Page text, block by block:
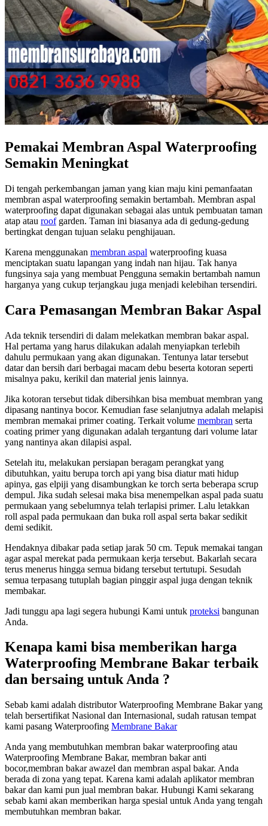
Pemakai Membran Aspal Waterproofing
Semakin Meningkat
Di tengah perkembangan jaman yang kian maju kini pemanfaatan
membran aspal waterproofing semakin bertambah. Membran aspal
waterproofing dapat digunakan sebagai alas untuk pembuatan taman
atap atau roofgarden. Taman ini biasanya ada di gedung-gedung
bertingkat dengan tujuan selaku penghijauan.
Karena menggunakan membran aspal waterproofing kuasa
menciptakan suatu lapangan yang indah nan hijau. Tak hanya
fungsinya saja yang membuat Pengguna semakin bertambah namun
harganya yang cukup terjangkau juga menjadi kelebihan tersendiri.
Cara Pemasangan Membran Bakar Aspal
Ada teknik tersendiri di dalam melekatkan membran bakar aspal.
Hal pertama yang harus dilakukan adalah menyiapkan terlebih
dahulu permukaan yang akan digunakan. Tentunya latar tersebut
datar dan bersih dari berbagai macam debu beserta kotoran seperti
misalnya paku, kerikil dan material jenis lainnya.
Jika kotoran tersebut tidak dibersihkan bisa membuat membran yang
dipasang nantinya bocor. Kemudian fase selanjutnya adalah melapisi
membran memakai primer coating. Terkait volume membran serta
coating primer yang digunakan adalah tergantung dari volume latar
yang nantinya akan dilapisi aspal.
Setelah itu, melakukan persiapan beragam perangkat yang
dibutuhkan, yaitu berupa torch api yang bisa diatur mati hidup
apinya, gas elpiji yang disambungkan ke torch serta beberapa scrup
dempul. Jika sudah selesai maka bisa menempelkan aspal pada suatu
permukaan yang sebelumnya telah terlapisi primer. Lalu letakkan
roll aspal pada permukaan dan buka roll aspal serta bakar sedikit
demi sedikit.
Hendaknya dibakar pada setiap jarak 50 cm. Tepuk memakai tangan
agar aspal merekat pada permukaan kerja tersebut. Bakarlah secara
terus menerus hingga semua bidang tersebut tertutupi. Sesudah
semua terpasang tutuplah bagian pinggir aspal juga dengan teknik
membakar.
Jadi tunggu apa lagi segera hubungi Kami untuk proteksi bangunan
Anda.
Kenapa kami bisa memberikan harga
Waterproofing Membrane Bakar terbaik
dan bersaing untuk Anda ?
Sebab kami adalah distributor Waterproofing Membrane Bakar yang
telah bersertifikat Nasional dan Internasional, sudah ratusan tempat
kami pasang Waterproofing Membrane Bakar
Anda yang membutuhkan membran bakar waterproofing atau
Waterproofing Membrane Bakar, membran bakar anti
bocor,membran bakar awazel dan membran aspal bakar. Anda
berada di zona yang tepat. Karena kami adalah aplikator membran
bakar dan kami pun jual membran bakar. Hubungi Kami sekarang
sebab kami akan memberikan harga spesial untuk Anda yang tengah
membutuhkan membran bakar.